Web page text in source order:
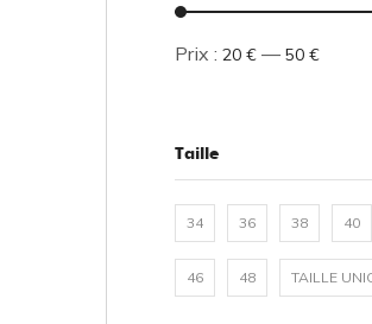
Prix : 20 € — 50 €
Taille
34 36 38 40
46 48 TAILLE